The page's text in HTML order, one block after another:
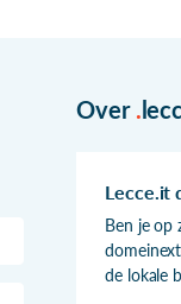
Over .
Lecce.it
Ben je op
de lokale